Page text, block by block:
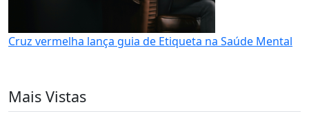
Cruz vermelha lança guia de Etiqueta na Saúde Mental
Mais Vistas